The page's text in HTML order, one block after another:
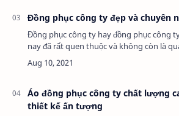
Đồng phục công ty đẹp và chuyên
Đồng phục công ty hay đồng phục công
nay đã rất quen thuộc và không còn là
nữa, mỗi người nhân viên trong công ty
doanh nghiệp đều có cho mình những bộ
Áo đồng phục công ty chất lượng
thiết kế ấn tượng